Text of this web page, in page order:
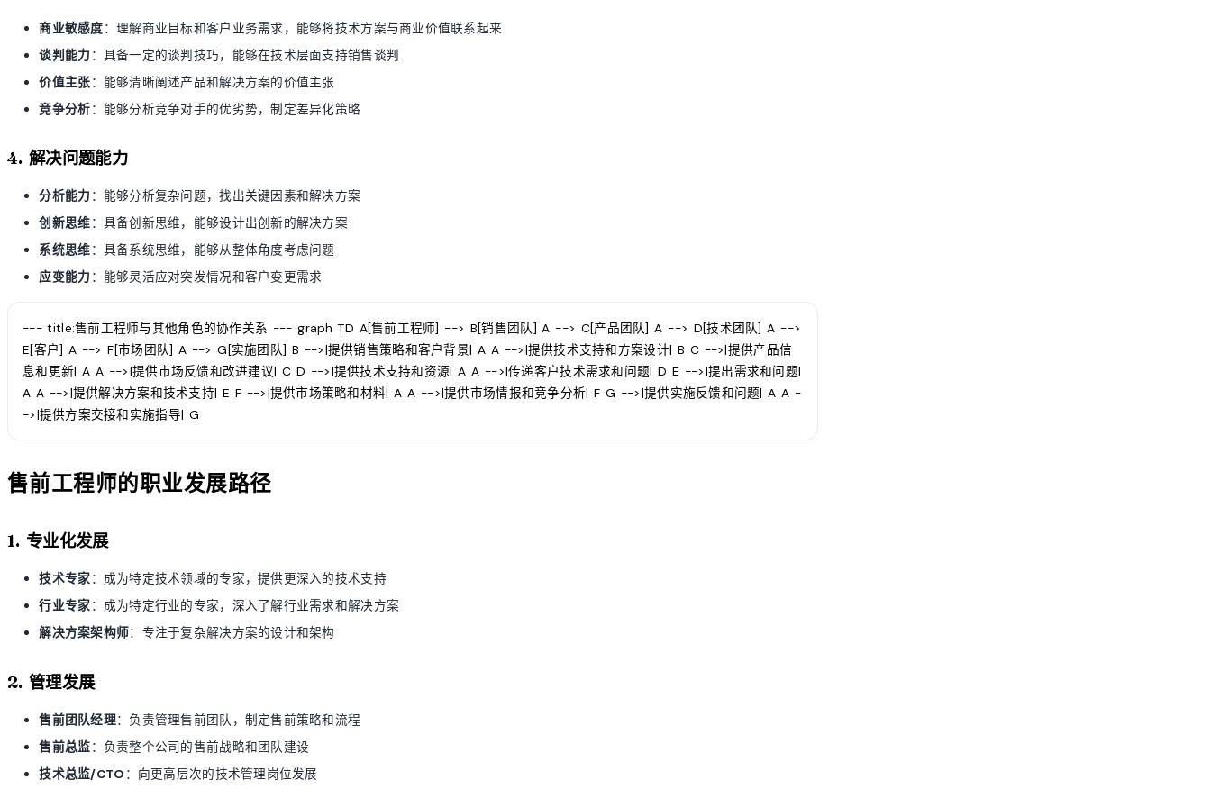
商业敏感度：理解商业目标和客户业务需求，能够将技术方案与商业价值联系起来
谈判能力 ：具备一定的谈判技巧，能够在技术层面支持销售谈判
价值主张：能够清晰阐述产品和解决方案的价值主张
竞争分析：能够分析竞争对手的优劣势，制定差异化策略
4. 解决问题能力
分析能力 ：能够分析复杂问题，找出关键因素和解决方案
创新思维：具备创新思维，能够设计出创新的解决方案
系统思维：具备系统思维，能够从整体角度考虑问题
应变能力 ：能够灵活应对突发情况和客户变更需求
--- title:售前工程师与其他角色的协作关系 --- graph TD A[售前工程师] --> B[销售团队] A --> C[产品团队] A --> D[技术团队] A -->
E[客户] A --> F[市场团队] A --> G[实施团队] B -->|提供销售策略和客户背景| A A -->|提供技术支持和方案设计| B C -->|提供产品信
息和更新| A A -->|提供市场反馈和改进建议| C D -->|提供技术支持和资源| A A -->|传递客户技术需求和问题| D E -->|提出需求和问题|
A A -->|提供解决方案和技术支持| E F -->|提供市场策略和材料| A A -->|提供市场情报和竞争分析| F G -->|提供实施反馈和问题| A A -
->|提供方案交接和实施指导| G
售前工程师的职业发展路径
1. 专业化发展
技术专家：成为特定技术领域的专家，提供更深入的技术支持
行业专家：成为特定行业的专家，深入了解行业需求和解决方案
解决方案架构师：专注于复杂解决方案的设计和架构
2. 管理发展
售前团队经理：负责管理售前团队，制定售前策略和流程
售前总监：负责整个公司的售前战略和团队建设
技术总监/CTO ：向更高层次的技术管理岗位发展